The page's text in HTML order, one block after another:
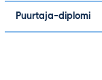
Puurtaja-diplomi